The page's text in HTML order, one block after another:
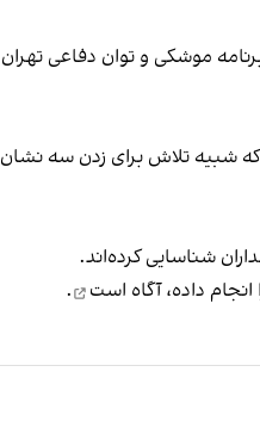
موشکی و توان دفاعی
که شبیه تلاش برای زدن سه
شناسایی کرده‌اند.
داده،آگاه است .